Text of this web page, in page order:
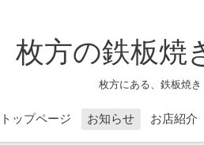
枚方の鉄板焼
枚方にある、鉄板焼
トップページ お知らせ お店紹介